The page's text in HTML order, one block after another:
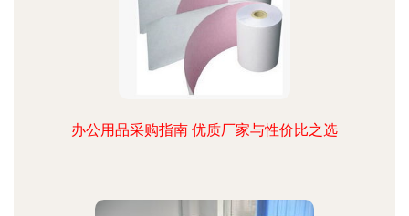
办公用品采购指南 优质厂家与性价比之选